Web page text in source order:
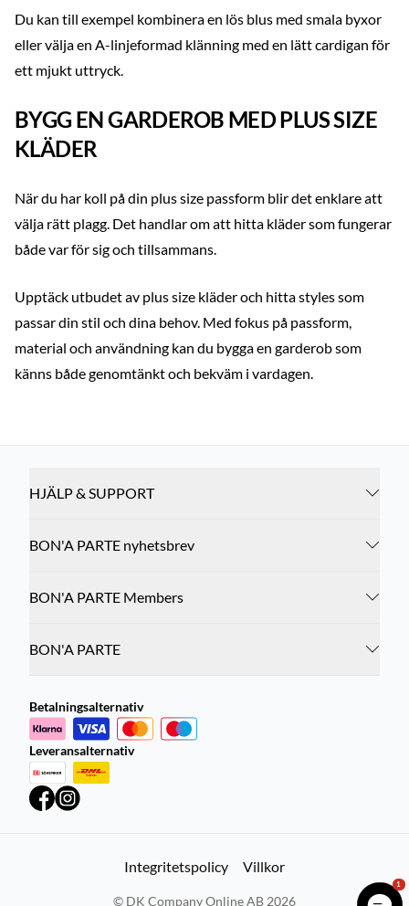
Du kan till exempel kombinera en lös blus med smala byxor
eller välja en A-linjeformad klänning med en lätt cardigan för
ett mjukt uttryck.
BYGG EN GARDEROB MED PLUS SIZE
KLÄDER
När du har koll på din plus size passform blir det enklare att
välja rätt plagg. Det handlar om att hitta kläder som fungerar
både var för sig och tillsammans.
Upptäck utbudet av plus size kläder och hitta styles som
passar din stil och dina behov. Med fokus på passform,
material och användning kan du bygga en garderob som
känns både genomtänkt och bekväm i vardagen.
HJÄLP & SUPPORT
BON'A PARTE nyhetsbrev
BON'A PARTE Members
BON'A PARTE
Betalningsalternativ
Leveransalternativ
Integritetspolicy Villkor
© DK Company Online AB 2026
1